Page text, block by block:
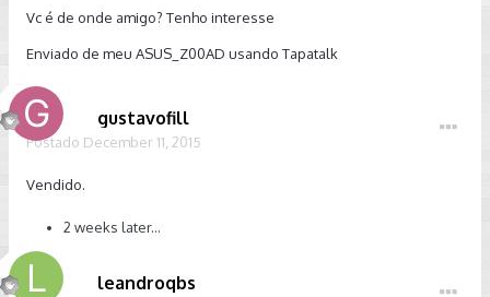
Vc é de onde amigo? Tenho interesse
Enviado de meu ASUS_Z00AD usando Tapatalk
gustavofill
Postado December 11, 2015
Vendido.
2 weeks later...
leandroqbs